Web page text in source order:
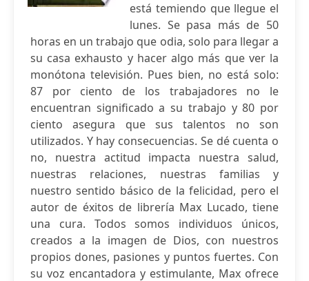
está temiendo que llegue el
lunes. Se pasa más de 50
horas en un trabajo que odia, solo para llegar a
su casa exhausto y hacer algo más que ver la
monótona televisión. Pues bien, no está solo:
87 por ciento de los trabajadores no le
encuentran significado a su trabajo y 80 por
ciento asegura que sus talentos no son
utilizados. Y hay consecuencias. Se dé cuenta o
no, nuestra actitud impacta nuestra salud,
nuestras relaciones, nuestras familias y
nuestro sentido básico de la felicidad, pero el
autor de éxitos de librería Max Lucado, tiene
una cura. Todos somos individuos únicos,
creados a la imagen de Dios, con nuestros
propios dones, pasiones y puntos fuertes. Con
su voz encantadora y estimulante, Max ofrece